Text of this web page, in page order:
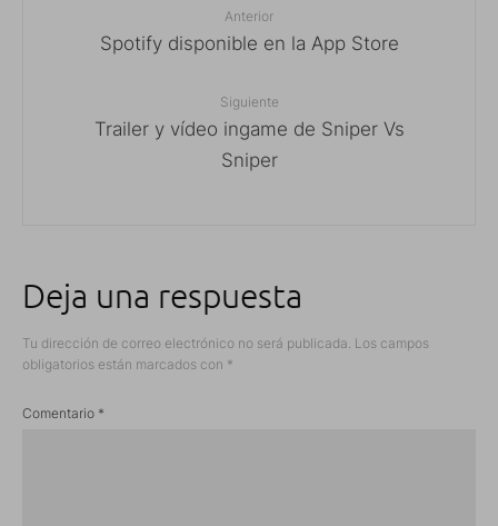
Anterior
Spotify disponible en la App Store
Siguiente
Trailer y vídeo ingame de Sniper Vs
Sniper
Deja una respuesta
Tu dirección de correo electrónico no será publicada. Los campos
obligatorios están marcados con *
Comentario *